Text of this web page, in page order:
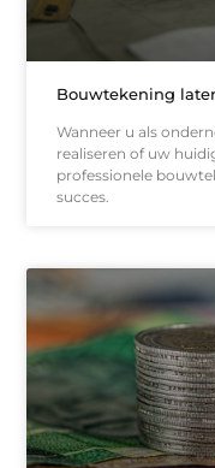
Bouwtekening
Wanneer u als
realiseren of uw
professionele
succes.